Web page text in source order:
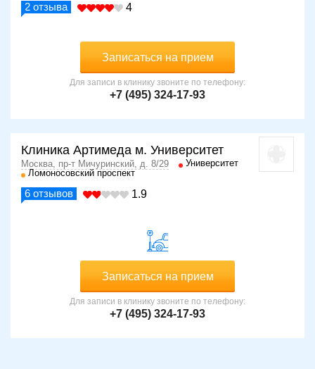
2 отзыва 4
Записаться на прием
Для записи в клинику звоните по телефону:
+7 (495) 324-17-93
Клиника Артимеда м. Университет
Москва, пр-т Мичуринский, д. 8/29
Университет
Ломоносовский проспект
6 отзывов 1.9
Записаться на прием
Для записи в клинику звоните по телефону:
+7 (495) 324-17-93